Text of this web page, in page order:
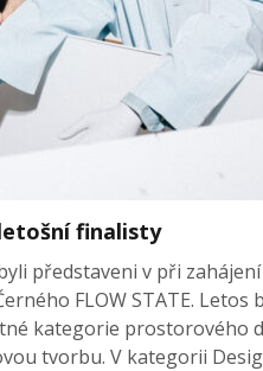
finalisty
představeni v při
FLOW STATE. Letos
kategorie prostorového
tvorbu. V kategorii